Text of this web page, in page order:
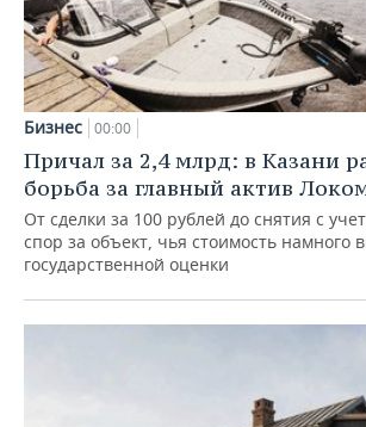
Бизнес 00:00
Причал за 2,4 млрд: в Казани
борьба за главный актив
От сделки за 100 рублей до снятия с
спор за объект, чья стоимость намного
государственной оценки